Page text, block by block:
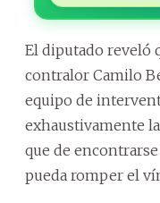
El diputado reveló
contralor Camilo
equipo de
exhaustivamente
que de
pueda romper el